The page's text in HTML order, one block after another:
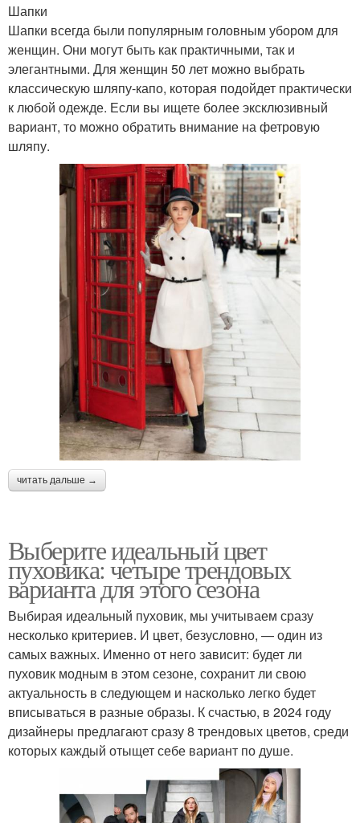
Шапки
Шапки всегда были популярным головным убором для
женщин. Они могут быть как практичными, так и
элегантными. Для женщин 50 лет можно выбрать
классическую шляпу-капо, которая подойдет практически
к любой одежде. Если вы ищете более эксклюзивный
вариант, то можно обратить внимание на фетровую
шляпу.
читать дальше →
Выберите идеальный цвет
пуховика: четыре трендовых
варианта для этого сезона
Выбирая идеальный пуховик, мы учитываем сразу
несколько критериев. И цвет, безусловно, — один из
самых важных. Именно от него зависит: будет ли
пуховик модным в этом сезоне, сохранит ли свою
актуальность в следующем и насколько легко будет
вписываться в разные образы. К счастью, в 2024 году
дизайнеры предлагают сразу 8 трендовых цветов, среди
которых каждый отыщет себе вариант по душе.